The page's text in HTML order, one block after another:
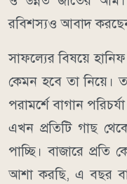
রবিশস্যও আবাদ
সাফল্যের বিষয়ে
কেমন হবে তা নিয়ে।
পরামর্শে বাগান
এখন প্রতিটি গাছ
পাচ্ছি। বাজারে প্রতি
আশা করছি, এ বছর